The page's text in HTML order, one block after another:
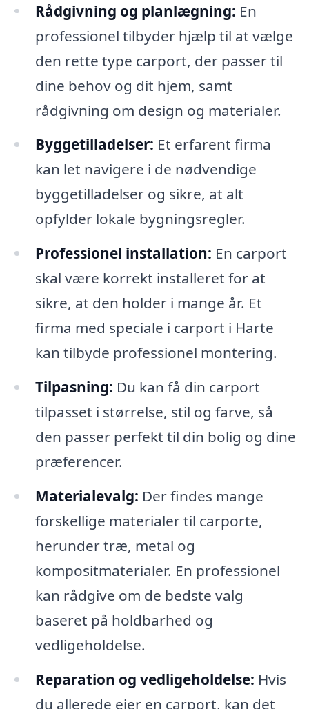
Rådgivning og planlægning: En
professionel tilbyder hjælp til at vælge
den rette type carport, der passer til
dine behov og dit hjem, samt
rådgivning om design og materialer.
Byggetilladelser: Et erfarent firma
kan let navigere i de nødvendige
byggetilladelser og sikre, at alt
opfylder lokale bygningsregler.
Professionel installation: En carport
skal være korrekt installeret for at
sikre, at den holder i mange år. Et
firma med speciale i carport i Harte
kan tilbyde professionel montering.
Tilpasning: Du kan få din carport
tilpasset i størrelse, stil og farve, så
den passer perfekt til din bolig og dine
præferencer.
Materialevalg: Der findes mange
forskellige materialer til carporte,
herunder træ, metal og
kompositmaterialer. En professionel
kan rådgive om de bedste valg
baseret på holdbarhed og
vedligeholdelse.
Reparation og vedligeholdelse: Hvis
du allerede ejer en carport, kan det